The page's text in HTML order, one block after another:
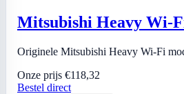
Mitsubishi Heavy Wi-
Originele Mitsubishi Heavy Wi-Fi
Onze prijs €118,32
Bestel direct